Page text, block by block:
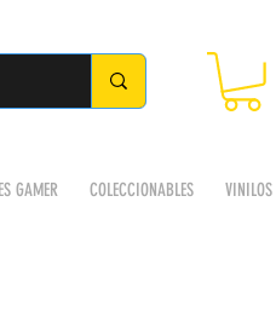
GAMER COLECCIONABLES VINILOS